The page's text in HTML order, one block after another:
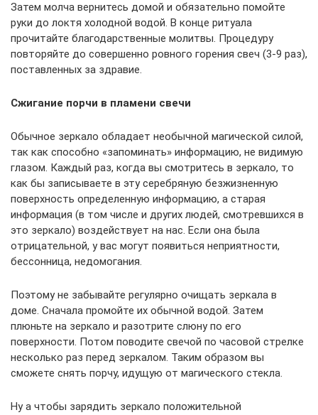
Затем молча вернитесь домой и обязательно помойте
руки до локтя холодной водой. В конце ритуала
прочитайте благодарственные молитвы. Процедуру
повторяйте до совершенно ровного горения свеч (3-9 раз),
поставленных за здравие.
Сжигание порчи в пламени свечи
Обычное зеркало обладает необычной магической силой,
так как способно «запоминать» информацию, не видимую
глазом. Каждый раз, когда вы смотритесь в зеркало, то
как бы записываете в эту серебряную безжизненную
поверхность определенную информацию, а старая
информация (в том числе и других людей, смотревшихся в
это зеркало) воздействует на нас. Если она была
отрицательной, у вас могут появиться неприятности,
бессонница, недомогания.
Поэтому не забывайте регулярно очищать зеркала в
доме. Сначала промойте их обычной водой. Затем
плюньте на зеркало и разотрите слюну по его
поверхности. Потом поводите свечой по часовой стрелке
несколько раз перед зеркалом. Таким образом вы
сможете снять порчу, идущую от магического стекла.
Ну а чтобы зарядить зеркало положительной